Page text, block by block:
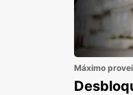
Máximo